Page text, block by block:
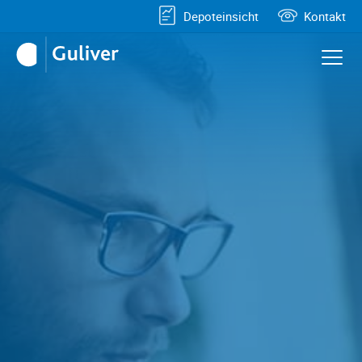
Depoteinsicht Kontakt